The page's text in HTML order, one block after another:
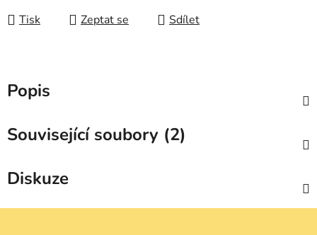
Tisk Zeptat se Sdílet
Popis
Související soubory (2)
Diskuze